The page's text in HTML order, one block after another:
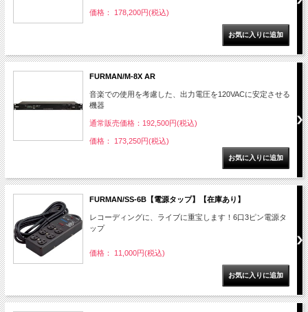
価格： 178,200円(税込)
FURMAN/M-8X AR
音楽での使用を考慮した、出力電圧を120VACに安定させる
機器
通常販売価格：192,500円(税込)
価格： 173,250円(税込)
FURMAN/SS-6B【電源タップ】【在庫あり】
レコーディングに、ライブに重宝します！6口3ピン電源タ
ップ
価格： 11,000円(税込)